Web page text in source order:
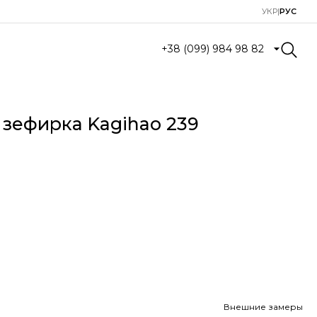
УКР|РУС
+38 (099) 984 98 82
Kagihao 239
Внешние замеры